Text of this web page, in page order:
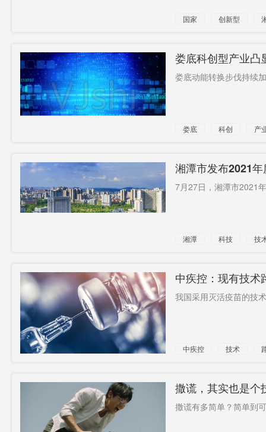
国家 创新型
娄底科创型产业凸
娄底动能转换步伐持续
娄底 科创 产
湘潭市发布2021
7月27日，湘潭市2021
湘潭 科技 技
中疾控：现有技术
我国采用灭活疫苗的技
中疾控 技术
撒谎，其实也是个
撒谎有多简单？简单到